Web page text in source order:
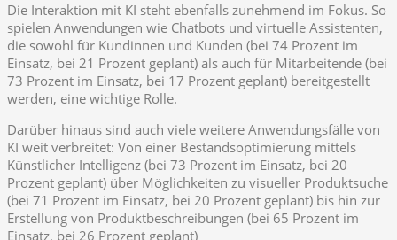
Die Interaktion mit KI steht ebenfalls zunehmend im Fokus. So
spielen Anwendungen wie Chatbots und virtuelle Assistenten,
die sowohl für Kundinnen und Kunden (bei 74 Prozent im
Einsatz, bei 21 Prozent geplant) als auch für Mitarbeitende (bei
73 Prozent im Einsatz, bei 17 Prozent geplant) bereitgestellt
werden, eine wichtige Rolle.
Darüber hinaus sind auch viele weitere Anwendungsfälle von
KI weit verbreitet: Von einer Bestandsoptimierung mittels
Künstlicher Intelligenz (bei 73 Prozent im Einsatz, bei 20
Prozent geplant) über Möglichkeiten zu visueller Produktsuche
(bei 71 Prozent im Einsatz, bei 20 Prozent geplant) bis hin zur
Erstellung von Produktbeschreibungen (bei 65 Prozent im
Einsatz, bei 26 Prozent geplant)